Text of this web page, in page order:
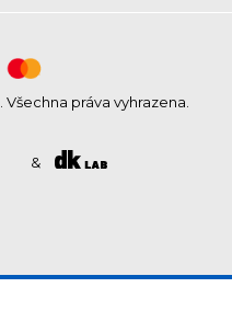
&
. Všechna práva vyhrazena.